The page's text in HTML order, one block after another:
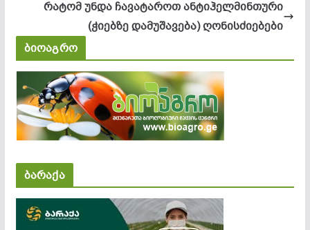
რატომ უნდა ჩავატაროთ ანტიჰელმინთური
(ჭიებზე დამუშავება) ღონისძიებები
ბიოაგრო
ბარაქა